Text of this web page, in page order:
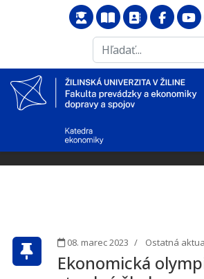
...
08. marec 2023 Ostatná
Ekonomická